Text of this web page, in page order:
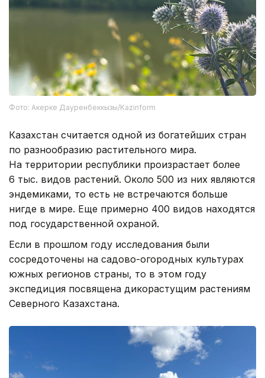
Фото: Акерке Дауренбеккызы/Kazinform
Казахстан считается одной из богатейших стран
по разнообразию растительного мира.
На территории республики произрастает более
6 тыс. видов растений. Около 500 из них являются
эндемиками, то есть не встречаются больше
нигде в мире. Еще примерно 400 видов находятся
под государственной охраной.
Если в прошлом году исследования были
сосредоточены на садово-огородных культурах
южных регионов страны, то в этом году
экспедиция посвящена дикорастущим растениям
Северного Казахстана.